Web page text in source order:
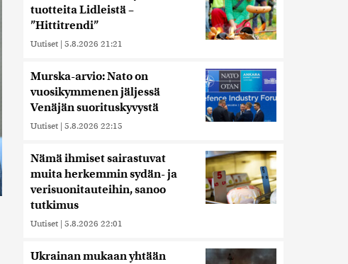
tuotteita Lidleistä –
”Hittitrendi”
Uutiset | 5.8.2026 21:21
Murska-arvio: Nato on
vuosikymmenen jäljessä
Venäjän suorituskyvystä
Uutiset | 5.8.2026 22:15
Nämä ihmiset sairastuvat
muita herkemmin sydän- ja
verisuonitauteihin, sanoo
tutkimus
Uutiset | 5.8.2026 22:01
Ukrainan mukaan yhtään